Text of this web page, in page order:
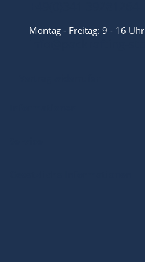
Montag - Freitag: 9 - 16 Uhr